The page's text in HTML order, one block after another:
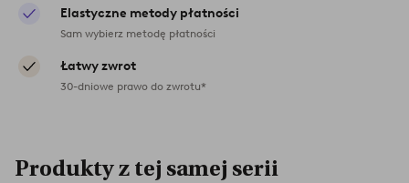
Elastyczne metody płatności
Sam wybierz metodę płatności
Łatwy zwrot
30-dniowe prawo do zwrotu*
Produkty z tej samej serii